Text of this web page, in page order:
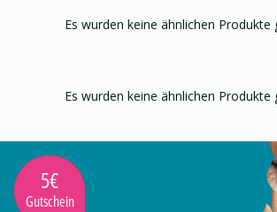
Es wurden keine ähnlichen Produkte
Es wurden keine ähnlichen Produkte
5€
Gutschein